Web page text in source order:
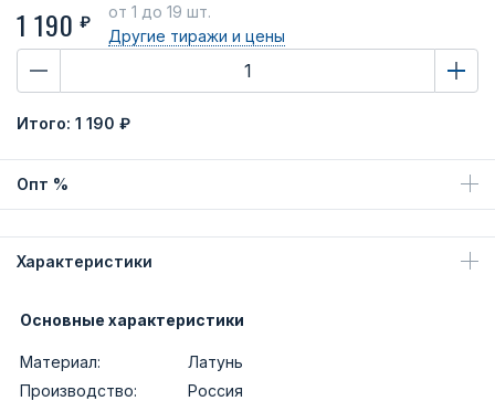
1 190 ₽
от 1 до 19 шт.
Другие тиражи и цены
Итого: 1 190 ₽
Опт %
Характеристики
Основные характеристики
Материал:
Латунь
Производство:
Россия